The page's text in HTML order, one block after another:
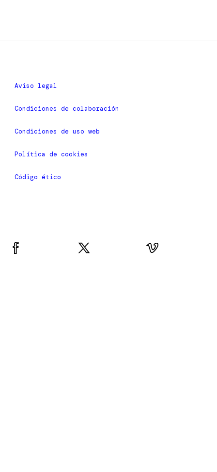
Aviso legal
Condiciones de colaboración
Condiciones de uso web
Política de cookies
Código ético